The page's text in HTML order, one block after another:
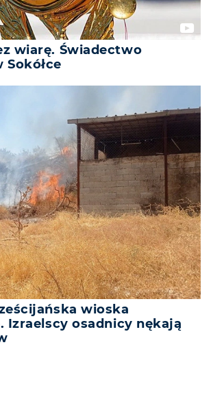
wiarę. Świadectwo
wioska
Izraelscy osadnicy nękają